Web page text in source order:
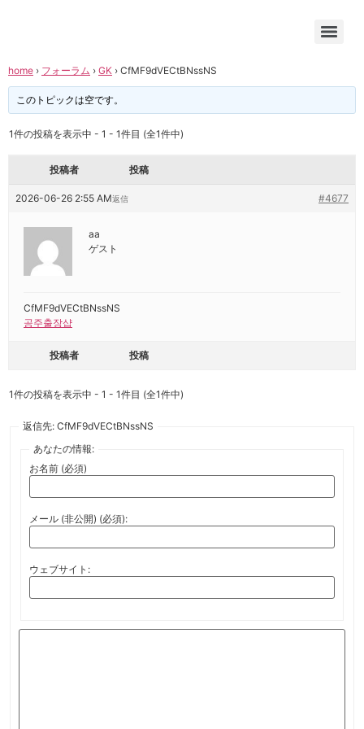
home › フォーラム › GK › CfMF9dVECtBNssNS
このトピックは空です。
1件の投稿を表示中 - 1 - 1件目 (全1件中)
投稿者 投稿
2026-06-26 2:55 AM #4677
返信
aa
ゲスト
CfMF9dVECtBNssNS
공주출장샵
投稿者 投稿
1件の投稿を表示中 - 1 - 1件目 (全1件中)
返信先: CfMF9dVECtBNssNS
あなたの情報:
お名前 (必須)
メール (非公開) (必須):
ウェブサイト: